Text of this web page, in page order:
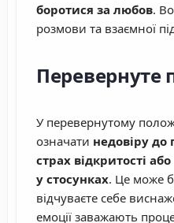
боротися за любов.
розмови та взаємної
Перевернуте
У перевернутому
означати недовіру до
страх відкритості
у стосунках. Це може
відчуваєте себе
емоції заважають